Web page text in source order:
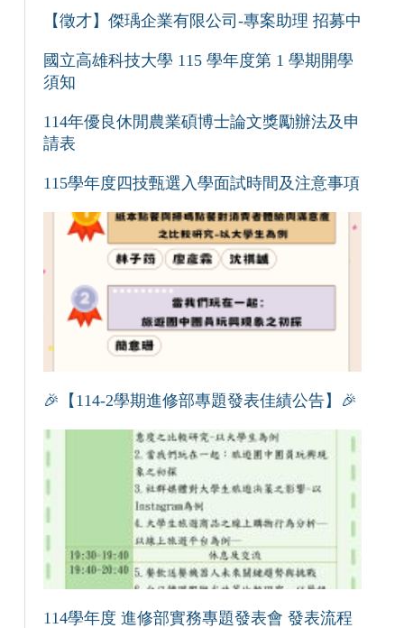
【徵才】傑瑀企業有限公司-專案助理 招募中
國立高雄科技大學 115 學年度第 1 學期開學
須知
114年優良休閒農業碩博士論文獎勵辦法及申
請表
115學年度四技甄選入學面試時間及注意事項
🎉【114-2學期進修部專題發表佳績公告】🎉
114學年度 進修部實務專題發表會 發表流程